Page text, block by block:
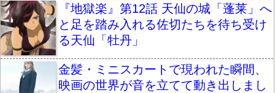
『地獄楽』第12話 天仙の城「蓬莱」へ
と足を踏み入れる佐切たちを待ち受け
る天仙「牡丹」
金髪・ミニスカートで現われた瞬間、
映画の世界が音を立てて動き出しまし